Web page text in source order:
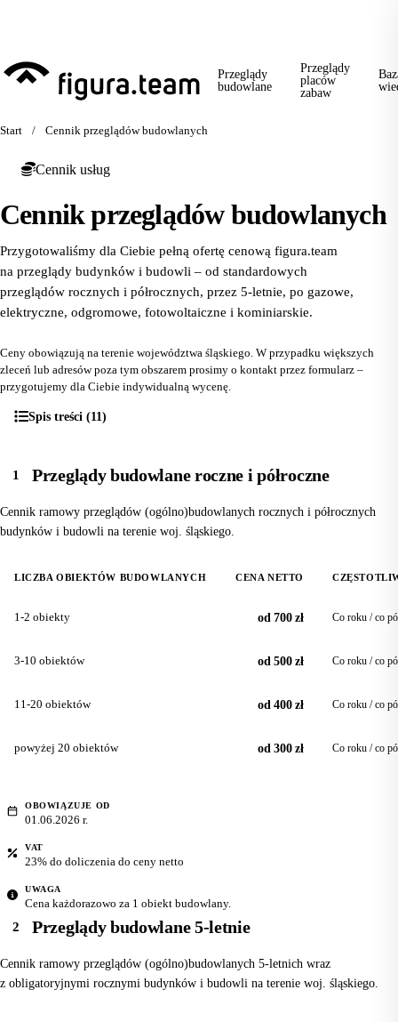
Przeglądy
budowlane
Przeglądy
placów
zabaw
Start / Cennik przeglądów budowlanych
Cennik usług
Cennik przeglądów budowlanych
Przygotowaliśmy dla Ciebie pełną ofertę cenową figura.team
na przeglądy budynków i budowli – od standardowych
przeglądów rocznych i półrocznych, przez 5-letnie, po gazowe,
elektryczne, odgromowe, fotowoltaiczne i kominiarskie.
Ceny obowiązują na terenie województwa śląskiego. W przypadku większych
zleceń lub adresów poza tym obszarem prosimy o kontakt przez formularz –
przygotujemy dla Ciebie indywidualną wycenę.
Spis treści (11)
1 Przeglądy budowlane roczne i półroczne
Cennik ramowy przeglądów (ogólno)budowlanych rocznych i półrocznych
budynków i budowli na terenie woj. śląskiego.
LICZBA OBIEKTÓW BUDOWLANYCH CENA NETTO
1-2 obiekty od 700 zł Co roku / co
3-10 obiektów od 500 zł Co roku / co
11-20 obiektów od 400 zł Co roku / co
powyżej 20 obiektów od 300 zł Co roku / co
OBOWIĄZUJE OD
01.06.2026 r.
VAT
23% do doliczenia do ceny netto
UWAGA
Cena każdorazowo za 1 obiekt budowlany.
2 Przeglądy budowlane 5-letnie
Cennik ramowy przeglądów (ogólno)budowlanych 5-letnich wraz
z obligatoryjnymi rocznymi budynków i budowli na terenie woj. śląskiego.